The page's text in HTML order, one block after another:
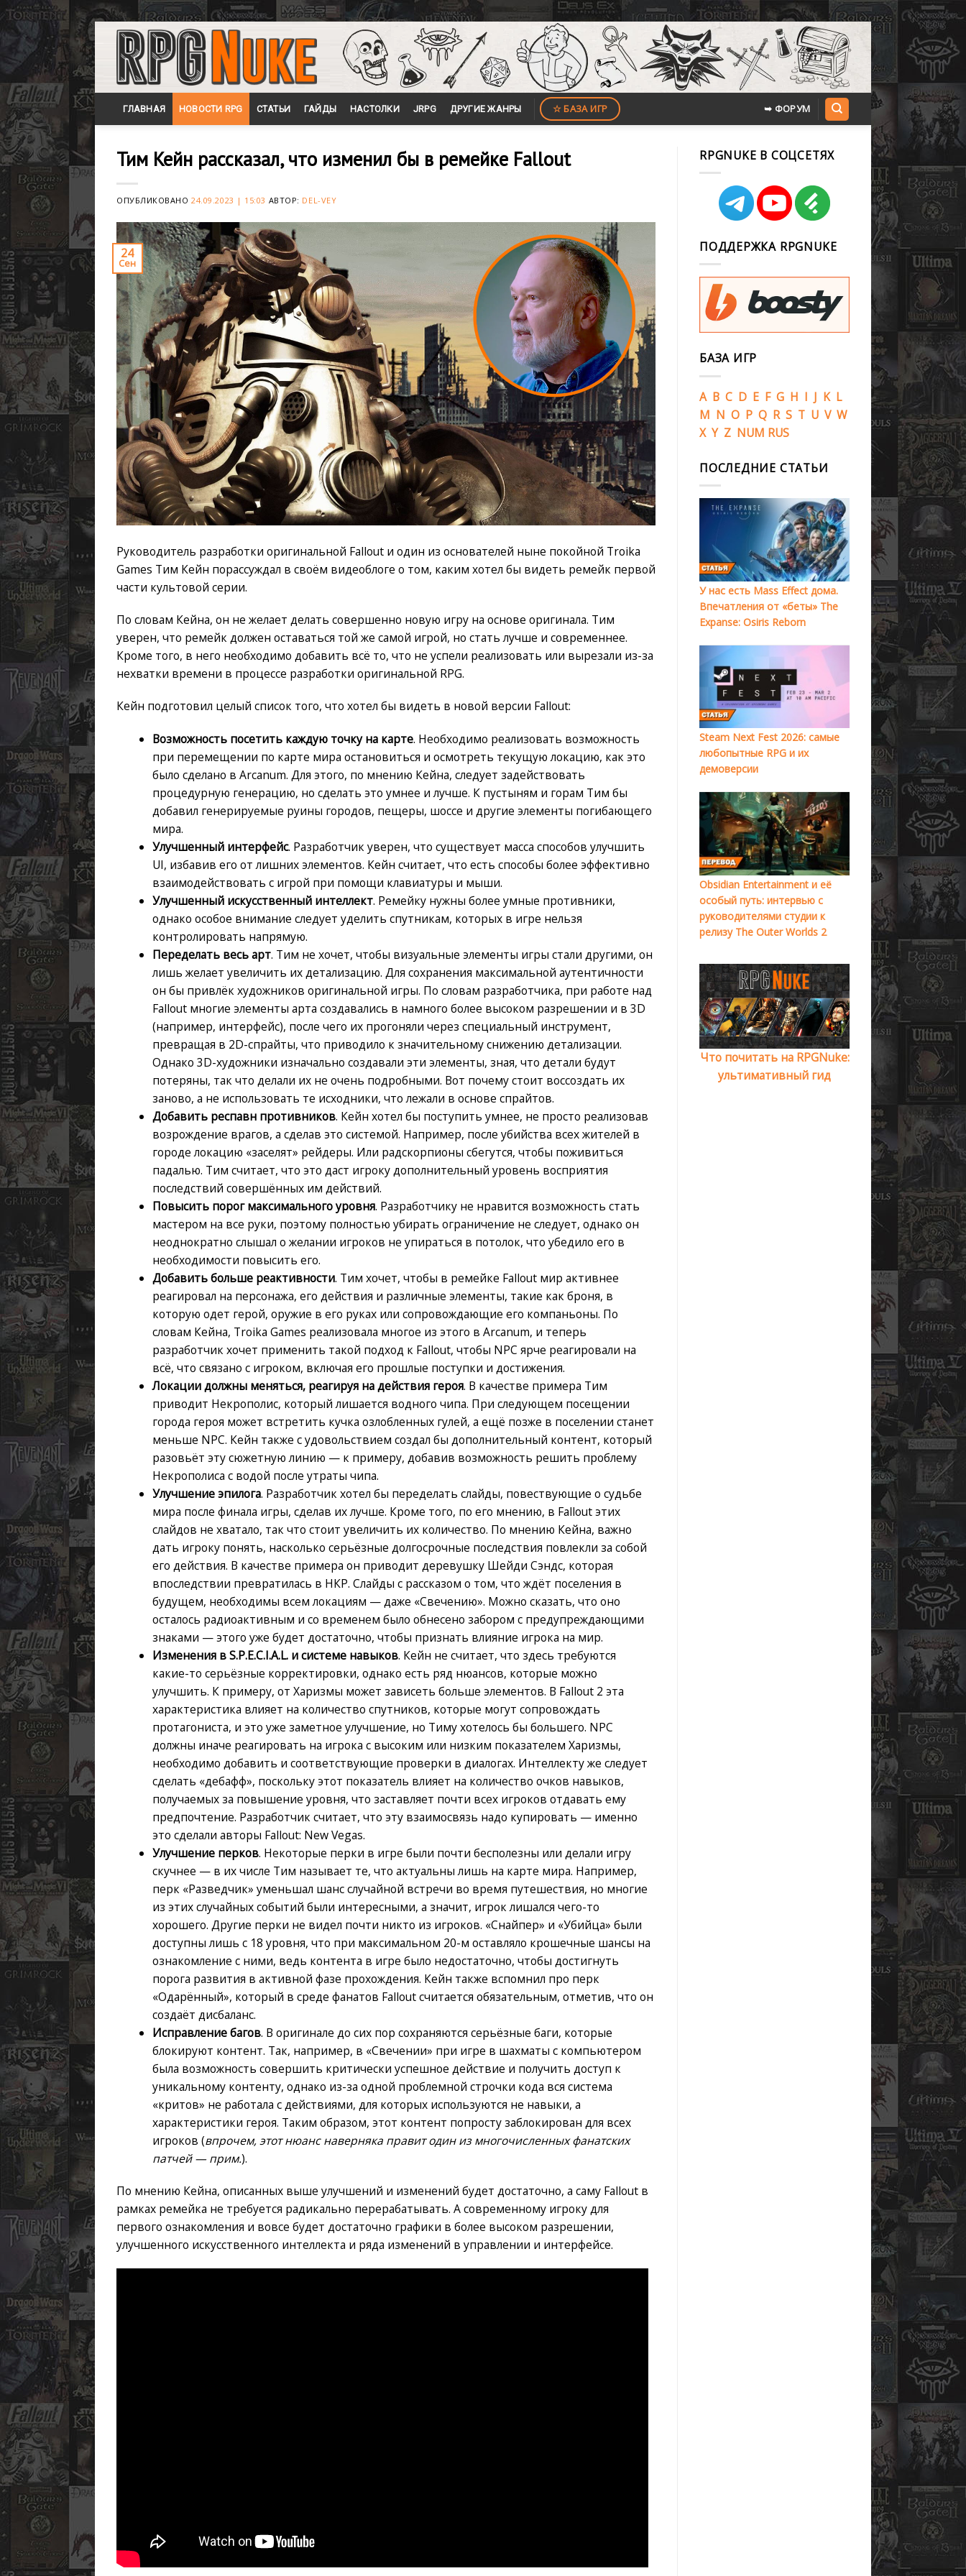
Skip
content
ГЛАВНАЯ НОВОСТИ RPG СТАТЬИ ГАЙДЫ НАСТОЛКИ JRPG ДРУГИЕ ЖАНРЫ ☆ БАЗА ИГР ➥ ФОРУМ
Тим Кейн рассказал, что изменил бы в ремейке Fallout
ОПУБЛИКОВАНО24.09.2023 | 15:03 АВТОР: DEL-VEY
24
Сен
Руководитель разработки оригинальной Fallout и один из основателей ныне покойной Troika
Games Тим Кейн порассуждал в своём видеоблоге о том, каким хотел бы видеть ремейк первой
части культовой серии.
По словам Кейна, он не желает делать совершенно новую игру на основе оригинала. Тим
уверен, что ремейк должен оставаться той же самой игрой, но стать лучше и современнее.
Кроме того, в него необходимо добавить всё то, что не успели реализовать или вырезали из-за
нехватки времени в процессе разработки оригинальной RPG.
Кейн подготовил целый список того, что хотел бы видеть в новой версии Fallout:
Возможность посетить каждую точку на карте. Необходимо реализовать возможность
при перемещении по карте мира остановиться и осмотреть текущую локацию, как это
было сделано в Arcanum. Для этого, по мнению Кейна, следует задействовать
процедурную генерацию, но сделать это умнее и лучше. К пустыням и горам Тим бы
добавил генерируемые руины городов, пещеры, шоссе и другие элементы погибающего
мира.
Улучшенный интерфейс. Разработчик уверен, что существует масса способов улучшить
UI, избавив его от лишних элементов. Кейн считает, что есть способы более эффективно
взаимодействовать с игрой при помощи клавиатуры и мыши.
Улучшенный искусственный интеллект. Ремейку нужны более умные противники,
однако особое внимание следует уделить спутникам, которых в игре нельзя
контролировать напрямую.
Переделать весь арт. Тим не хочет, чтобы визуальные элементы игры стали другими, он
лишь желает увеличить их детализацию. Для сохранения максимальной аутентичности
он бы привлёк художников оригинальной игры. По словам разработчика, при работе над
Fallout многие элементы арта создавались в намного более высоком разрешении и в 3D
(например, интерфейс), после чего их прогоняли через специальный инструмент,
превращая в 2D-спрайты, что приводило к значительному снижению детализации.
Однако 3D-художники изначально создавали эти элементы, зная, что детали будут
потеряны, так что делали их не очень подробными. Вот почему стоит воссоздать их
заново, а не использовать те исходники, что лежали в основе спрайтов.
Добавить респавн противников. Кейн хотел бы поступить умнее, не просто реализовав
возрождение врагов, а сделав это системой. Например, после убийства всех жителей в
городе локацию «заселят» рейдеры. Или радскорпионы сбегутся, чтобы поживиться
падалью. Тим считает, что это даст игроку дополнительный уровень восприятия
последствий совершённых им действий.
Повысить порог максимального уровня. Разработчику не нравится возможность стать
мастером на все руки, поэтому полностью убирать ограничение не следует, однако он
неоднократно слышал о желании игроков не упираться в потолок, что убедило его в
необходимости повысить его.
Добавить больше реактивности. Тим хочет, чтобы в ремейке Fallout мир активнее
реагировал на персонажа, его действия и различные элементы, такие как броня, в
которую одет герой, оружие в его руках или сопровождающие его компаньоны. По
словам Кейна, Troika Games реализовала многое из этого в Arcanum, и теперь
разработчик хочет применить такой подход к Fallout, чтобы NPC ярче реагировали на
всё, что связано с игроком, включая его прошлые поступки и достижения.
Локации должны меняться, реагируя на действия героя. В качестве примера Тим
приводит Некрополис, который лишается водного чипа. При следующем посещении
города героя может встретить кучка озлобленных гулей, а ещё позже в поселении станет
меньше NPC. Кейн также с удовольствием создал бы дополнительный контент, который
разовьёт эту сюжетную линию — к примеру, добавив возможность решить проблему
Некрополиса с водой после утраты чипа.
Улучшение эпилога. Разработчик хотел бы переделать слайды, повествующие о судьбе
мира после финала игры, сделав их лучше. Кроме того, по его мнению, в Fallout этих
слайдов не хватало, так что стоит увеличить их количество. По мнению Кейна, важно
дать игроку понять, насколько серьёзные долгосрочные последствия повлекли за собой
его действия. В качестве примера он приводит деревушку Шейди Сэндс, которая
впоследствии превратилась в НКР. Слайды с рассказом о том, что ждёт поселения в
будущем, необходимы всем локациям — даже «Свечению». Можно сказать, что оно
осталось радиоактивным и со временем было обнесено забором с предупреждающими
знаками — этого уже будет достаточно, чтобы признать влияние игрока на мир.
Изменения в S.P.E.C.I.A.L. и системе навыков. Кейн не считает, что здесь требуются
какие-то серьёзные корректировки, однако есть ряд нюансов, которые можно
улучшить. К примеру, от Харизмы может зависеть больше элементов. В Fallout 2 эта
характеристика влияет на количество спутников, которые могут сопровождать
протагониста, и это уже заметное улучшение, но Тиму хотелось бы большего. NPC
должны иначе реагировать на игрока с высоким или низким показателем Харизмы,
необходимо добавить и соответствующие проверки в диалогах. Интеллекту же следует
сделать «дебафф», поскольку этот показатель влияет на количество очков навыков,
получаемых за повышение уровня, что заставляет почти всех игроков отдавать ему
предпочтение. Разработчик считает, что эту взаимосвязь надо купировать — именно
это сделали авторы Fallout: New Vegas.
Улучшение перков. Некоторые перки в игре были почти бесполезны или делали игру
скучнее — в их числе Тим называет те, что актуальны лишь на карте мира. Например,
перк «Разведчик» уменьшал шанс случайной встречи во время путешествия, но многие
из этих случайных событий были интересными, а значит, игрок лишался чего-то
хорошего. Другие перки не видел почти никто из игроков. «Снайпер» и «Убийца» были
доступны лишь с 18 уровня, что при максимальном 20-м оставляло крошечные шансы на
ознакомление с ними, ведь контента в игре было недостаточно, чтобы достигнуть
порога развития в активной фазе прохождения. Кейн также вспомнил про перк
«Одарённый», который в среде фанатов Fallout считается обязательным, отметив, что он
создаёт дисбаланс.
Исправление багов. В оригинале до сих пор сохраняются серьёзные баги, которые
блокируют контент. Так, например, в «Свечении» при игре в шахматы с компьютером
была возможность совершить критически успешное действие и получить доступ к
уникальному контенту, однако из-за одной проблемной строчки кода вся система
«критов» не работала с действиями, для которых используются не навыки, а
характеристики героя. Таким образом, этот контент попросту заблокирован для всех
игроков (впрочем, этот нюанс наверняка правит один из многочисленных фанатских
патчей — прим.).
По мнению Кейна, описанных выше улучшений и изменений будет достаточно, а саму Fallout в
рамках ремейка не требуется радикально перерабатывать. А современному игроку для
первого ознакомления и вовсе будет достаточно графики в более высоком разрешении,
улучшенного искусственного интеллекта и ряда изменений в управлении и интерфейсе.
RPGNUKE В СОЦСЕТЯХ
ПОДДЕРЖКА RPGNUKE
БАЗА ИГР
A B C D E F G H I J K L
M N O P Q R S T U V W
X Y Z NUM RUS
ПОСЛЕДНИЕ СТАТЬИ
У нас есть Mass Effect дома.
Впечатления от «беты» The
Expanse: Osiris Reborn
Steam Next Fest 2026: самые
любопытные RPG и их
демоверсии
Obsidian Entertainment и её
особый путь: интервью с
руководителями студии к
релизу The Outer Worlds 2
Что почитать на RPGNuke:
ультимативный гид